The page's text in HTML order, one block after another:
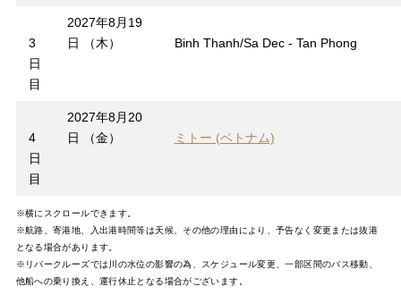
3
日
目
2027年8月19
日 （木）
Binh Thanh/Sa Dec - Tan Phong
4
日
目
2027年8月20
日 （金）
ミトー (ベトナム)
※横にスクロールできます。
※航路、寄港地、入出港時間等は天候、その他の理由により、予告なく変更または抜港
となる場合があります。
※リバークルーズでは川の水位の影響の為、スケジュール変更、一部区間のバス移動、
他船への乗り換え、運行休止となる場合がございます。